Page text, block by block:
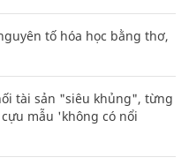
tố hóa học bằng thơ,
tài sản "siêu khủng", từng
mẫu 'không có nổi